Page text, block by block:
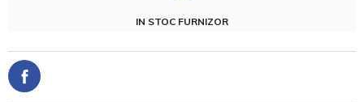
IN STOC FURNIZOR